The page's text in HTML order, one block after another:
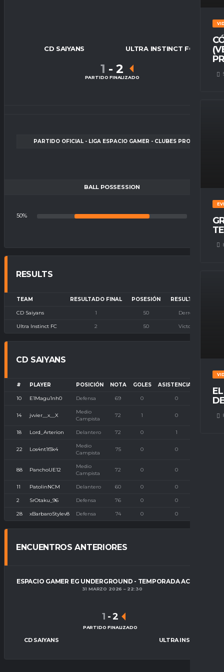
CD SAIYANS ULTRA INSTINCT FC
1 - 2
PARTIDO FINALIZADO
PARTIDO OFICIAL - LIGA ESPACIO GAMER - CLUBES PRO
BALL POSSESSION
50%
RESULTS
TEAM RESULTADO FINAL POSESIÓN RESULTADO
CD Saiyans 1 50 Derrota
Ultra Instinct FC 2 50 Victoria
CD SAIYANS
# PLAYER POSICIÓN NOTA GOLES ASISTENCIAS
10 E1Magu1nh0 Defensa 69 0 0 0
14 jvvier__x__X
Medio
Campista
72 1 0 0
18 Lord_Arterion Delantero 72 0 1
22 Los4nt1f3k4
Medio
Campista
75 0 0
88 PanchoUE12
Medio
Campista
72 0 0
11 PatolinNCM Delantero 60 0 0
2 SrOtaku_96 Defensa 76 0 0
28 xBarbaroStylev8 Defensa 74 0 0
ENCUENTROS ANTERIORES
ESPACIO GAMER EG UNDERGROUND - TEMPORADA ACTUAL
31 MARZO 2026 22:30
CD SAIYANS
1 -2
PARTIDO FINALIZADO